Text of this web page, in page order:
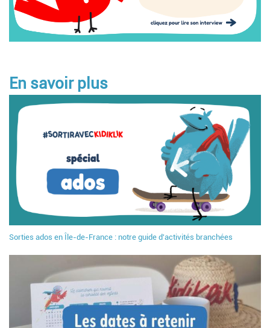
En savoir plus
Sorties ados en Île-de-France : notre guide d'activités branchées